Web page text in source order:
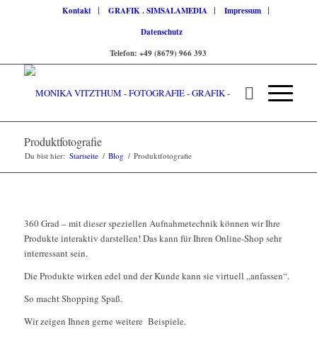
Kontakt GRAFIK . SIMSALAMEDIA
Impressum
Datenschutz
Telefon: +49 (8679) 966 393
Produktfotografie
Du bist hier: Startseite / Blog / Produktfotografie
360 Grad – mit dieser speziellen Aufnahmetechnik können wir Ihre
Produkte interaktiv darstellen! Das kann für Ihren Online-Shop sehr
interressant sein.
Die Produkte wirken edel und der Kunde kann sie virtuell „anfassen“.
So macht Shopping Spaß.
Wir zeigen Ihnen gerne weitere Beispiele.